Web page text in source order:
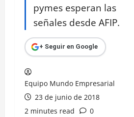
pymes esperan las
señales desde AFIP.
+ Seguir en Google
Equipo Mundo Empresarial
23 de junio de 2018
2 minutes read
0